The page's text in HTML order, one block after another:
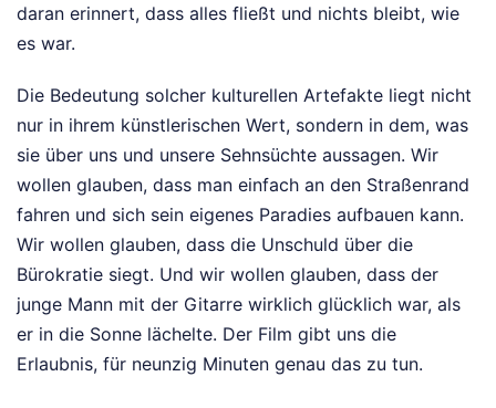
daran erinnert, dass alles fließt und nichts bleibt, wie
es war.
Die Bedeutung solcher kulturellen Artefakte liegt nicht
nur in ihrem künstlerischen Wert, sondern in dem, was
sie über uns und unsere Sehnsüchte aussagen. Wir
wollen glauben, dass man einfach an den Straßenrand
fahren und sich sein eigenes Paradies aufbauen kann.
Wir wollen glauben, dass die Unschuld über die
Bürokratie siegt. Und wir wollen glauben, dass der
junge Mann mit der Gitarre wirklich glücklich war, als
er in die Sonne lächelte. Der Film gibt uns die
Erlaubnis, für neunzig Minuten genau das zu tun.